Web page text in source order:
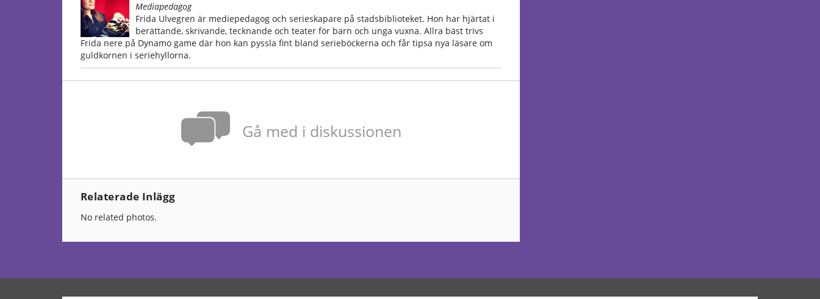
Mediapedagog
Frida Ulvegren är mediepedagog och serieskapare på stadsbiblioteket. Hon har hjärtat i
berättande, skrivande, tecknande och teater för barn och unga vuxna. Allra bäst trivs
Frida nere på Dynamo game där hon kan pyssla fint bland serieböckerna och får tipsa nya läsare om
guldkornen i seriehyllorna.
Gå med i diskussionen
Relaterade Inlägg
No related photos.